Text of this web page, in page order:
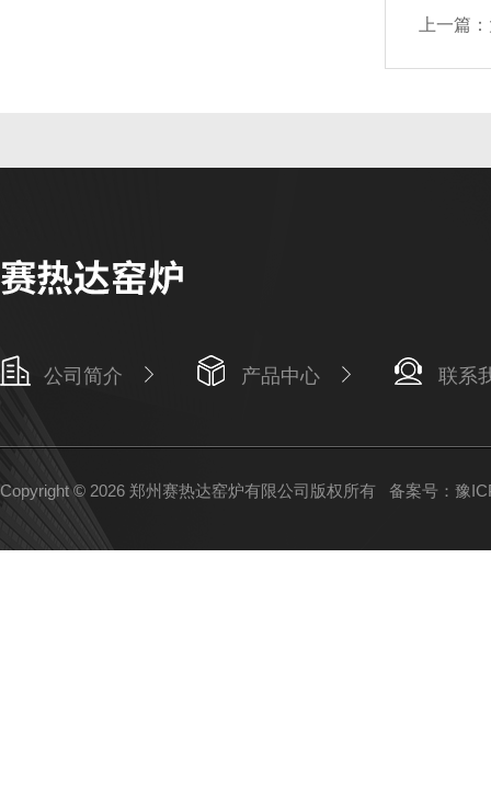
上一篇：
公司简介 产品中心 联系
Copyright © 2026 郑州赛热达窑炉有限公司版权所有 备案号：豫